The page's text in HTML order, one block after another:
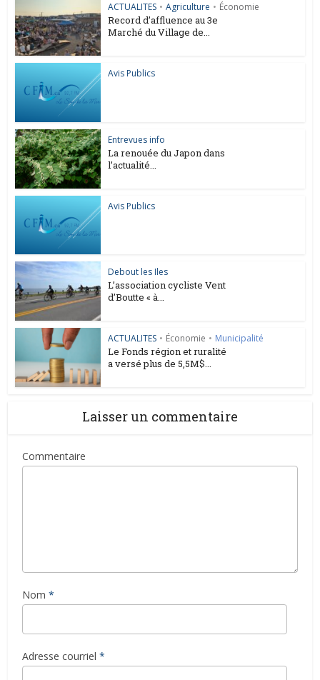
ACTUALITES • Agriculture • Économie
Record d’affluence au 3e
Marché du Village de...
Avis Publics
Entrevues info
La renouée du Japon dans
l’actualité...
Avis Publics
Debout les Iles
L’association cycliste Vent
d’Boutte « à...
ACTUALITES • Économie • Municipalité
Le Fonds région et ruralité
a versé plus de 5,5M$...
Laisser un commentaire
Commentaire
Nom *
Adresse courriel *